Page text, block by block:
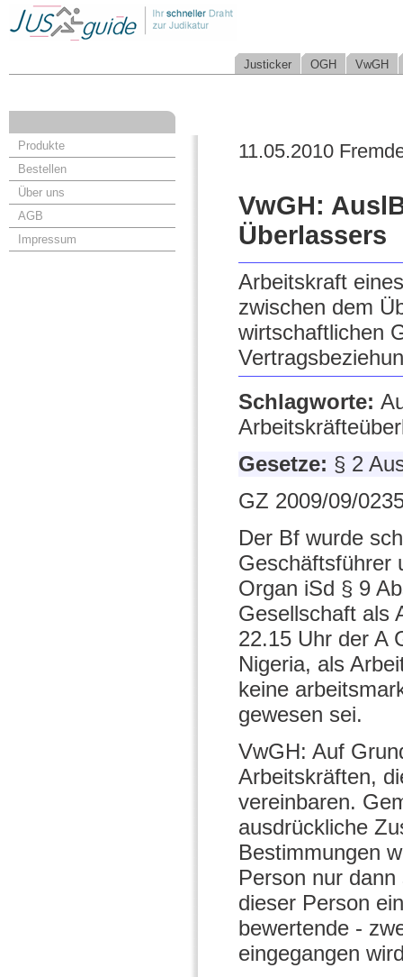
Justicker OGH VwGH
Produkte
Bestellen
Über uns
AGB
Impressum
11.05.2010
VwGH:
Überlassers
Arbeitskraft
zwischen dem
wirtschaftlichen
Schlagworte:
Gesetze: § 2
GZ 2009/09/
Der Bf wurde
Geschäftsführer
Organ iSd § 9
Gesellschaft als
22.15 Uhr der A
Nigeria, als
keine
gewesen sei.
VwGH: Auf
Arbeitskräften,
vereinbaren.
ausdrückliche
Bestimmungen
Person nur
dieser Person
bewertende -
eingegangen